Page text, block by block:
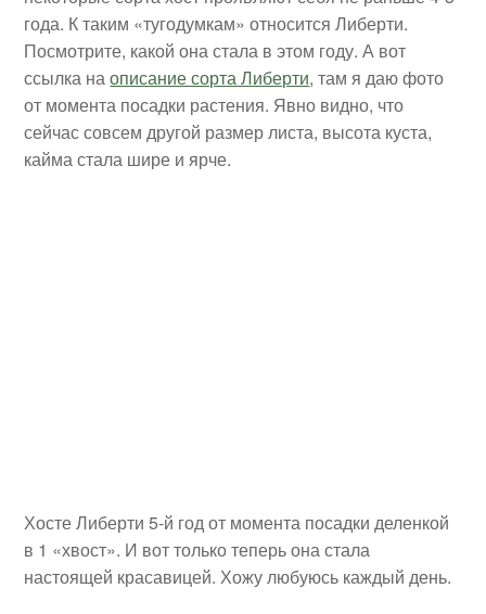
года. К таким «тугодумкам» относится Либерти.
Посмотрите, какой она стала в этом году. А вот
ссылка наописание сорта Либерти, там я даю фото
от момента посадки растения. Явно видно, что
сейчас совсем другой размер листа, высота куста,
кайма стала шире и ярче.
Хосте Либерти 5-й год от момента посадки деленкой
в 1 «хвост». И вот только теперь она стала
настоящей красавицей. Хожу любуюсь каждый день.